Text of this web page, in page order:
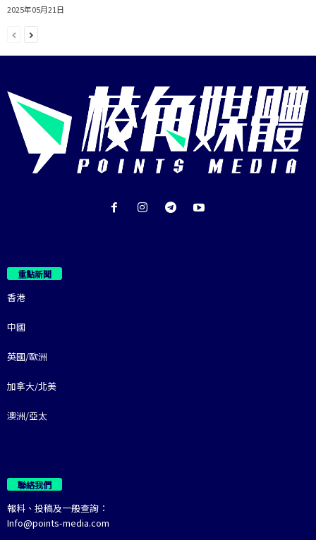
2025年05月21日
重點新聞
香港
中國
英國/歐洲
加拿大/北美
澳洲/亞太
聯絡我們
報料、投稿及一般查詢：
Info@points-media.com